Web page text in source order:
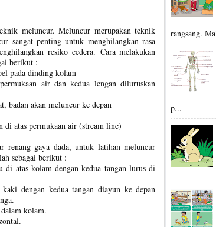
meluncur. Meluncur merupakan teknik
sangat penting untuk menghilangkan rasa
resiko cedera. Cara melakukan
berikut :
pada dinding kolam
air dan kedua lengan diluruskan
badan akan meluncur ke depan
di atas permukaan air (stream line)
renang gaya dada, untuk latihan meluncur
sebagai berikut :
di atas kolam dengan kedua tangan lurus di
dengan kedua tangan diayun ke depan
kolam.
rangsang.
p...